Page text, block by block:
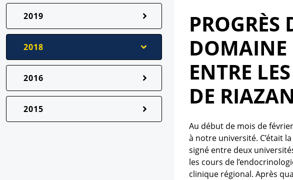
2019
2018
2016
2015
DOMAINE
ENTRE
DE
Au début de mois de
à notre université. C’était
signé entre deux
les cours de
clinique régional. Après